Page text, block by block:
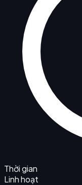
Thời gian
Linh hoạt